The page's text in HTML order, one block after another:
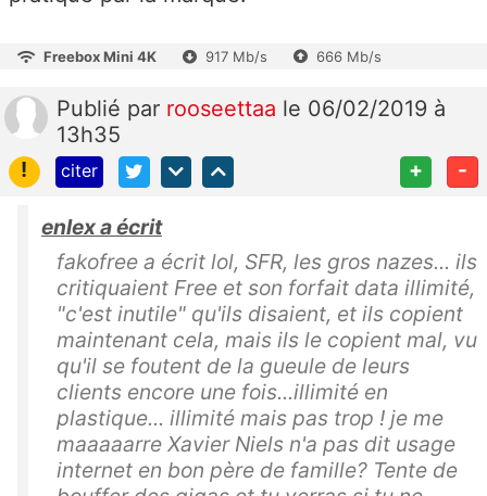
Freebox Mini 4K 917 Mb/s 666 Mb/s
Publié par rooseettaa le 06/02/2019 à
13h35
!
citer + -
enlex a écrit
fakofree a écrit lol, SFR, les gros nazes... ils
critiquaient Free et son forfait data illimité,
"c'est inutile" qu'ils disaient, et ils copient
maintenant cela, mais ils le copient mal, vu
qu'il se foutent de la gueule de leurs
clients encore une fois...illimité en
plastique... illimité mais pas trop ! je me
maaaaarre Xavier Niels n'a pas dit usage
internet en bon père de famille? Tente de